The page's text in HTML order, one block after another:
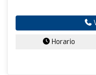
Horario